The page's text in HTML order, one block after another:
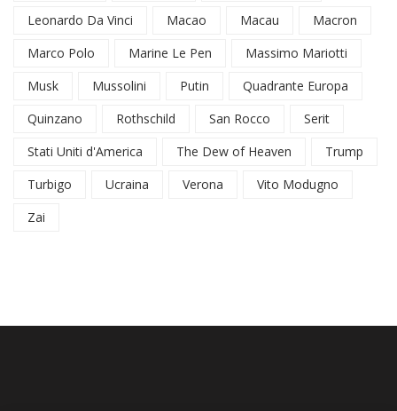
Leonardo Da Vinci
Macao Macau
Macron
Marco Polo
Marine Le Pen
Massimo Mariotti
Musk
Mussolini Putin
Quadrante Europa
Quinzano
Rothschild San Rocco
Serit
Stati Uniti d'America
The Dew of Heaven
Trump
Turbigo
Ucraina Verona
Vito Modugno
Zai